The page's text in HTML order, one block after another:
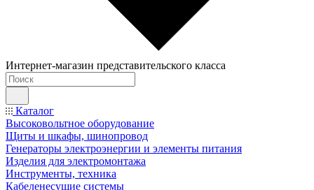
Интернет-магазин представительского класса
Каталог
Высоковольтное оборудование
Щиты и шкафы, шинопровод
Генераторы электроэнергии и элементы питания
Изделия для электромонтажа
Инструменты, техника
Кабеленесущие системы